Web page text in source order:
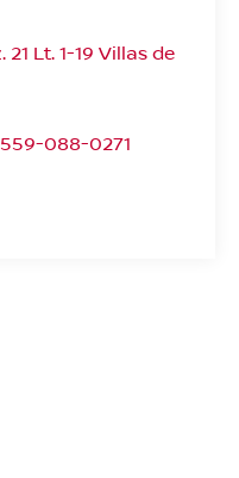
Lt. 1-19 Villas de
559-088-0271